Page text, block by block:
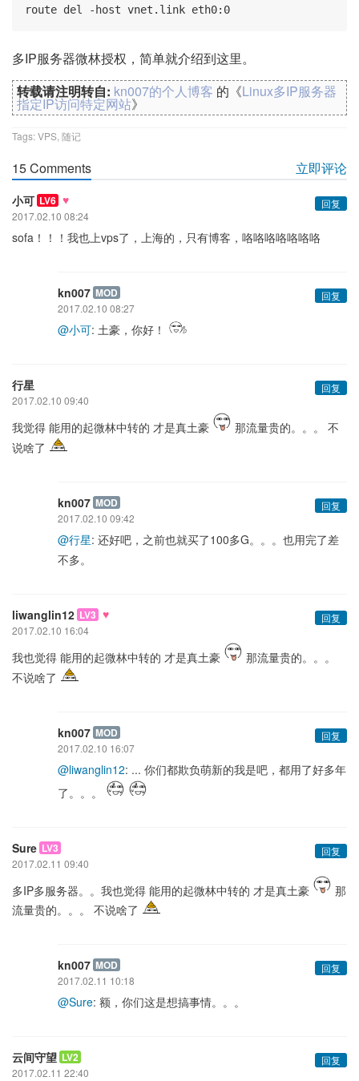
route del -host vnet.link eth0:0
多IP服务器微林授权，简单就介绍到这里。
转载请注明转自: kn007的个人博客 的《Linux多IP服务器
指定IP访问特定网站》
Tags:VPS 随记
15 Comments 立即评论
小可 LV6 ♥
回复
2017.02.10 08:24
sofa！！！我也上vps了，上海的，只有博客，咯咯咯咯咯咯咯
kn007 MOD
回复
2017.02.10 08:27
@小可: 土豪，你好！
行星
回复
2017.02.10 09:40
我觉得 能用的起微林中转的 才是真土豪
那流量贵的。。。 不
说啥了
kn007 MOD
回复
2017.02.10 09:42
@行星: 还好吧，之前也就买了100多G。。。也用完了差
不多。
liwanglin12 LV3 ♥
回复
2017.02.10 16:04
我也觉得 能用的起微林中转的 才是真土豪
那流量贵的。。。
不说啥了
kn007 MOD
回复
2017.02.10 16:07
@liwanglin12: ... 你们都欺负萌新的我是吧，都用了好多年
了。。。
Sure LV3
回复
2017.02.11 09:40
多IP多服务器。。我也觉得 能用的起微林中转的 才是真土豪
那
流量贵的。。。 不说啥了
kn007 MOD
回复
2017.02.11 10:18
@Sure: 额，你们这是想搞事情。。。
云间守望 LV2
回复
2017.02.11 22:40